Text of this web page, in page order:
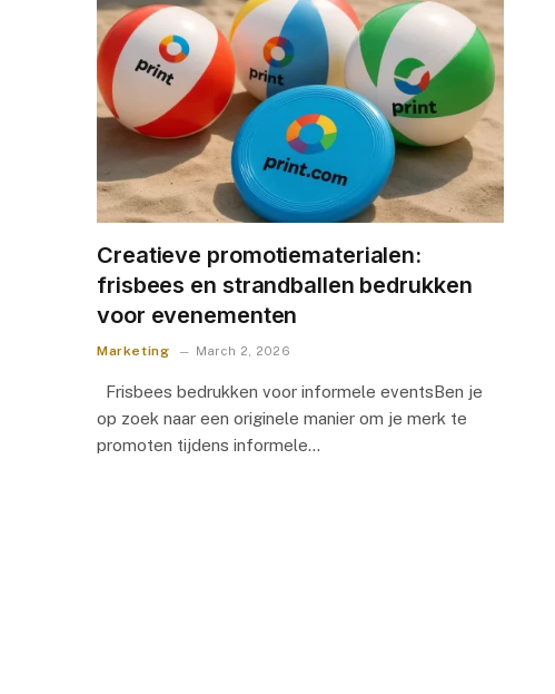
Creatieve promotiematerialen:
frisbees en strandballen bedrukken
voor evenementen
Marketing March 2, 2026
Frisbees bedrukken voor informele eventsBen je
op zoek naar een originele manier om je merk te
promoten tijdens informele…